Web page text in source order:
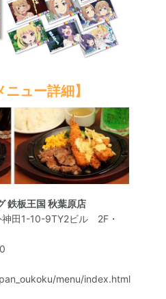
ニュー詳細】
鉄板王国 秋葉原店
神田1-10-9TY2ビル 2F・
menu/index.html